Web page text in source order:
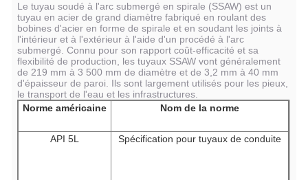
Le tuyau soudé à l'arc submergé en spirale (SSAW) est un
tuyau en acier de grand diamètre fabriqué en roulant des
bobines d'acier en forme de spirale et en soudant les joints à
l'intérieur et à l'extérieur à l'aide d'un procédé à l'arc
submergé. Connu pour son rapport coût-efficacité et sa
flexibilité de production, les tuyaux SSAW vont généralement
de 219 mm à 3 500 mm de diamètre et de 3,2 mm à 40 mm
d'épaisseur de paroi. Ils sont largement utilisés pour les pieux,
le transport de l'eau et les infrastructures.
Norme américaine
Nom de la norme
API 5L Spécification pour tuyaux de conduite